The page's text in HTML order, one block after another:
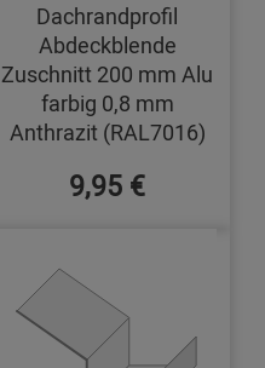
Dachrandprofil
Abdeckblende
Zuschnitt 200 mm Alu
farbig 0,8 mm
Anthrazit (RAL7016)
9,95 €